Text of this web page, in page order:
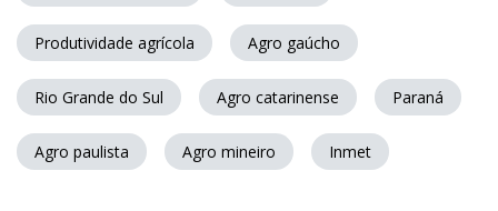
Produtividade agrícola Agro gaúcho
Rio Grande do Sul Agro catarinense Paraná
Agro paulista Agro mineiro Inmet